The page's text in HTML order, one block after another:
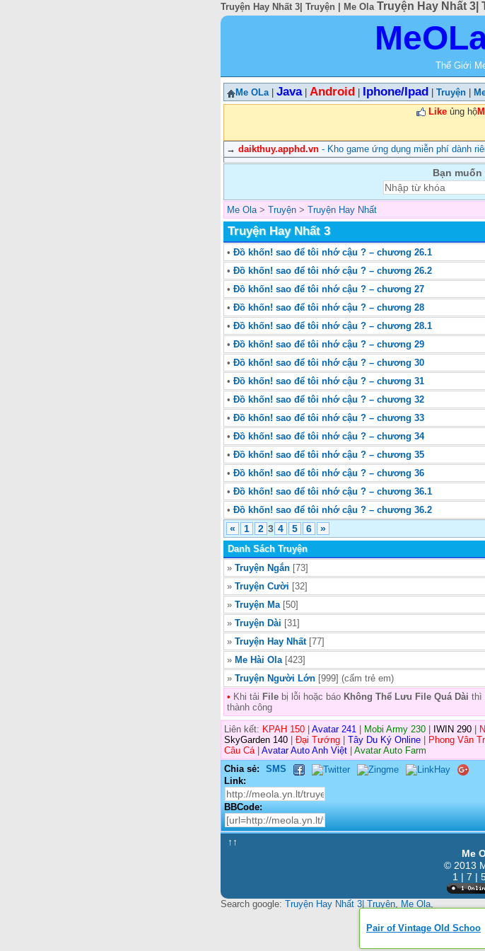
Truyện Hay Nhất 3| Truyện | Me Ola Truyện Hay Nhất 3|
Thế Giới
Me OLa| Java| Android Iphone/Ipad Truyện
Like ủng hộ
→ daikthuy.apphd.vn - Kho game ứng dụng miễn phí dành
Bạn
Me Ola> Truyện > Truyện Hay Nhất
Truyện Hay Nhất 3
• Đồ khốn! sao để tôi nhớ cậu ? – chương 26.1
• Đồ khốn! sao để tôi nhớ cậu ? – chương 26.2
• Đồ khốn! sao để tôi nhớ cậu ? – chương 27
• Đồ khốn! sao để tôi nhớ cậu ? – chương 28
• Đồ khốn! sao để tôi nhớ cậu ? – chương 28.1
• Đồ khốn! sao để tôi nhớ cậu ? – chương 29
• Đồ khốn! sao để tôi nhớ cậu ? – chương 30
• Đồ khốn! sao để tôi nhớ cậu ? – chương 31
• Đồ khốn! sao để tôi nhớ cậu ? – chương 32
• Đồ khốn! sao để tôi nhớ cậu ? – chương 33
• Đồ khốn! sao để tôi nhớ cậu ? – chương 34
• Đồ khốn! sao để tôi nhớ cậu ? – chương 35
• Đồ khốn! sao để tôi nhớ cậu ? – chương 36
• Đồ khốn! sao để tôi nhớ cậu ? – chương 36.1
• Đồ khốn! sao để tôi nhớ cậu ? – chương 36.2
« 1 2 3 4 5 6 »
Danh Sách Truyện
» Truyện Ngắn [73]
» Truyện Cười [32]
» Truyện Ma[50]
» Truyện Dài [31]
» Truyện Hay Nhất[77]
» Me Hài Ola[423]
» Truyện Người Lớn [999] (cấm trẻ em)
• Khi tải File bị lỗi hoặc báo Không Thể Lưu File Quá Dài thì
thành công
Liên kết: KPAH 150 Avatar 241 Mobi Army 230 IWIN 290
SkyGarden 140
Đại Tướng Tây Du Ký Online Phong Vân
Câu Cá| Avatar Auto Anh Việt
Avatar Auto Farm
Chia sẻ:
SMS
Link:
BBCode:
↑↑
Me
© 2013
1 | 7 |
Search google: Truyện Hay Nhất 3| Truyện, Me Ola,
Pair of Vintage Old Schoo